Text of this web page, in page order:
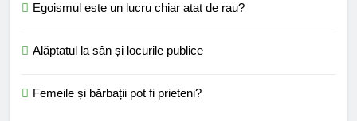
Egoismul este un lucru chiar atat de rau?
Alăptatul la sân și locurile publice
Femeile și bărbații pot fi prieteni?